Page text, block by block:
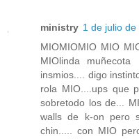
ministry 1 de julio
MIOMIOMIO MIO
MIOlinda
insmios.... digo
rola MIO....ups que
sobretodo los de...
walls de k-on pero
chin..... con MIO